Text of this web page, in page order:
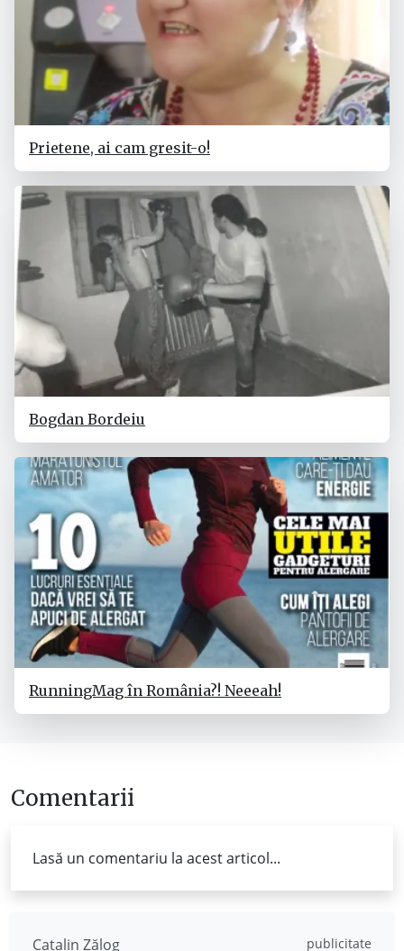
Prietene, ai cam gresit-o!
Bogdan Bordeiu
RunningMag în România?! Neeeah!
Comentarii
Lasă un comentariu la acest articol...
Catalin Zălog publicitate